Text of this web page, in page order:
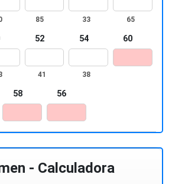
85 33 65
52
41
54
38
60
58 56
- Calculadora